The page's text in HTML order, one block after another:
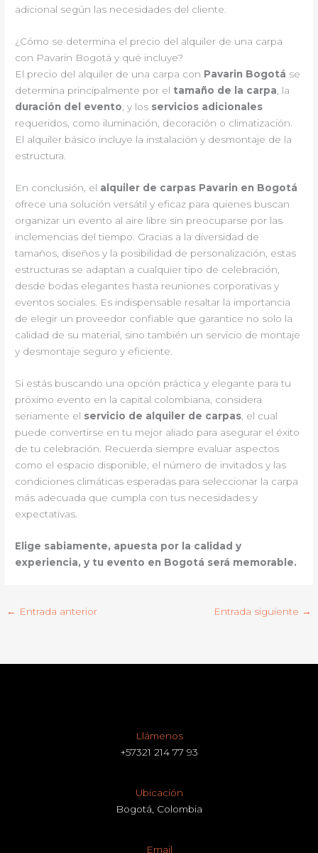
adicional según las necesidades del cliente.
¿Cómo se determina el precio del alquiler de una carpa
con Pavarin Bogotá y qué incluye?
El precio del alquiler de una carpa con Pavarin Bogotá se
determina principalmente por el tamaño de la carpa , la
duración del evento , y los servicios adicionales
requeridos, como iluminación, decoración o climatización.
El alquiler básico incluye la instalación y desmontaje de la
estructura.
En conclusión, el alquiler de carpas Pavarin en Bogotá
ofrece una solución versátil y eficaz para quienes buscan
organizar un evento al aire libre sin preocuparse por las
inclemencias del tiempo. Gracias a la diversidad de
tamaños, diseños y la posibilidad de personalización, estas
estructuras se adaptan a cualquier tipo de celebración,
desde bodas elegantes hasta reuniones corporativas y
eventos sociales. Es indispensable resaltar la importancia
de elegir un proveedor confiable que garantice no solo la
calidad de su material, sino también un servicio de montaje
y desmontaje seguro y eficiente.
Si estás buscando una opción práctica y elegante para tu
próximo evento en la capital colombiana, considera
seriamente el servicio de alquiler de carpas , el cual
puede convertirse en tu mejor aliado para asegurar el éxito
de tu celebración. Recuerda siempre evaluar aspectos
como el espacio disponible, el número de invitados y las
condiciones climáticas esperadas para seleccionar la carpa
más adecuada que cumpla con tus necesidades y
expectativas.
Elige sabiamente, apuesta por la calidad y
experiencia, y tu evento en Bogotá será memorable.
← Entrada anterior Entrada siguiente →
Llámenos
+57321 214 77 93
Ubicación
Bogotá, Colombia
Email